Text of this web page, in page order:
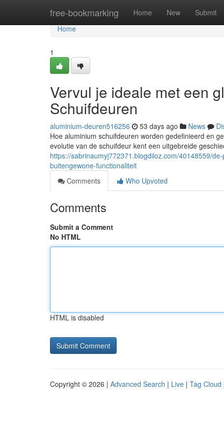
free-bookmarking Home New Submit
Home
Home
1
Vervul je ideale met een
Schuifdeuren
aluminium-deuren516256 53 days ago News
Hoe aluminium schuifdeuren worden gedefinieerd en
evolutie van de schuifdeur kent een uitgebreide
https://sabrinaumyj772371.blogdiloz.com/40148559/
buitengewone-functionaliteit
Comments
Who Upvoted
Comments
Submit a Comment
No HTML
HTML is disabled
Copyright © 2026 | Advanced Search | Live | Tag Cloud